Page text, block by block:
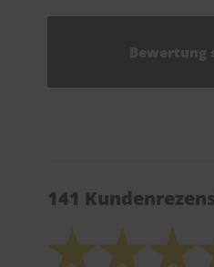
Bewertung
141